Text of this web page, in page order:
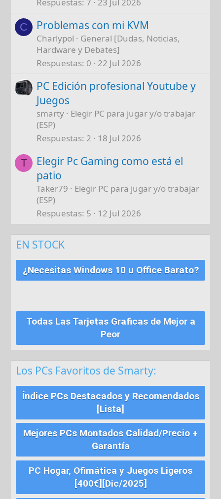
C Problemas con mi KVM
Charlypol
General [Dudas, Noticias,
Hardware y Debates]
Respuestas 0 22 Jul 2026
PC Edición profesional Youtube y
Juegos
smarty
Elegir PC para jugar y/o trabajar
(ESP)
Respuestas 2 18 Jul 2026
T
Elegir Pc Gaming como está el
patio
Taker79
Elegir PC para jugar y/o trabajar
(ESP)
Respuestas 5 12 Jul 2026
EN STOCK
¿Necesitas Windows 10 u Office Barato?
Todas Las Tarjetas Graficas de Mejor a
Peor
Los PCs Favoritos de Smarty:
Índice PCs Destacados y Recomendados
[Lista]
Mejores PCs Montados Calidad/Precio +
Garantía
PC Hogar, Ofimática y Juegos Ligeros
[400€][Dic/2025]